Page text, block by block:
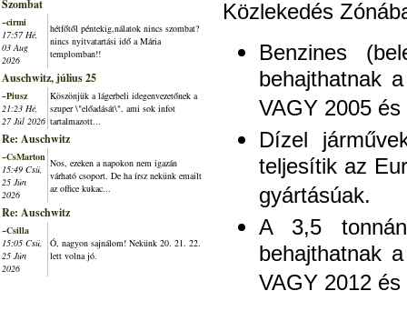
Szombat
~cirmi
17:57 Hé,
03 Aug
2026
hétfőtől péntekig,nálatok nincs szombat?
nincs nyitvatartási idő a Mária
templomban!!
Auschwitz, július 25
~Piusz
21:23 Hé,
27 Júl 2026
Köszönjük a lágerbeli idegenvezetőnek a
szuper \"előadását\", ami sok infot
tartalmazott...
Re: Auschwitz
~CsMarton
15:49 Csü,
25 Jún
2026
Nos, ezeken a napokon nem igazán
várható csoport. De ha írsz nekünk emailt
az office kukac...
Re: Auschwitz
~Csilla
15:05 Csü,
25 Jún
2026
Ó, nagyon sajnálom! Nekünk 20. 21. 22.
lett volna jó.
Közlekedés
Benzines
behajthatnak
VAGY 2005
Dízel
teljesítik az
gyártásúak.
A 3,5
behajthatnak
VAGY 2012